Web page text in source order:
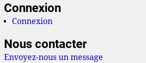
Connexion
Connexion
Nous contacter
Envoyez-nous un message